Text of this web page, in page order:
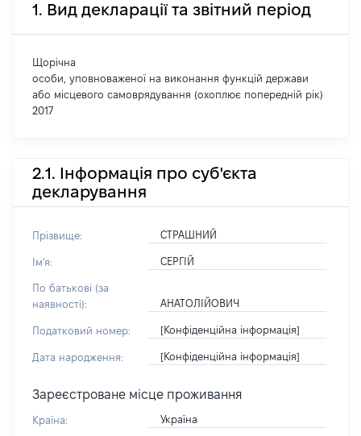
1. Вид декларації та звітний період
Щорічна
особи, уповноваженої на виконання функцій держави
або місцевого самоврядування (охоплює попередній рік)
2017
2.1. Інформація про суб'єкта
декларування
Прізвище: СТРАШНИЙ
Ім'я: СЕРГІЙ
По батькові (за
наявності):
АНАТОЛІЙОВИЧ
Податковий номер: [Конфіденційна інформація]
Дата народження: [Конфіденційна інформація]
Зареєстроване місце проживання
Країна: Україна